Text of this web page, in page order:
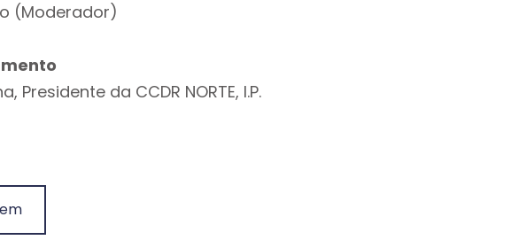
(Moderador)
Presidente da CCDR NORTE, I.P.